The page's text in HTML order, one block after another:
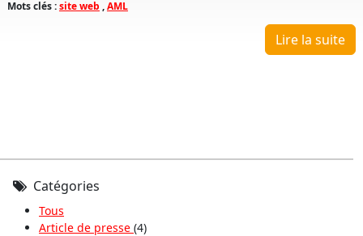
Mots clés :site web ,AML
Lire la suite
Catégories
Tous
Article de presse (4)